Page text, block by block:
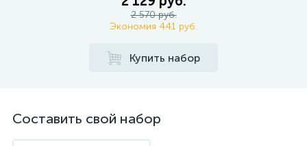
2 570 руб.
Экономия 441 руб.
Купить набор
Составить свой набор